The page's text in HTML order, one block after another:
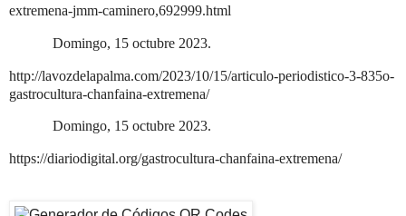
extremena-jmm-caminero,692999.html
Domingo, 15 octubre 2023.
http://lavozdelapalma.com/2023/10/15/articulo-periodistico-3-835o-
gastrocultura-chanfaina-extremena/
Domingo, 15 octubre 2023.
https://diariodigital.org/gastrocultura-chanfaina-extremena/